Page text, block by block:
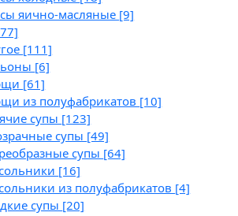
яично-масляные [9]
[111]
[6]
[61]
из полуфабрикатов [10]
супы [123]
супы [49]
супы [64]
[16]
из полуфабрикатов [4]
супы [20]